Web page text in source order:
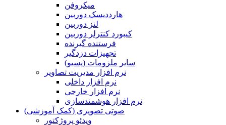
میکروفن
هارددیسک دوربین
لنز دوربین
کیبورد کنترلر دوربین
فرستنده گیرنده
تجهیزات دزدگیر
سایر ملزومات (پسیو)
نرم افزار مدیریت تصاویر
نرم افزار داخلی
نرم افزار خارجی
نرم افزار هوشمندسازی
صوتی تصویری (کمک آموزشی)
ویدئو پروژکتور